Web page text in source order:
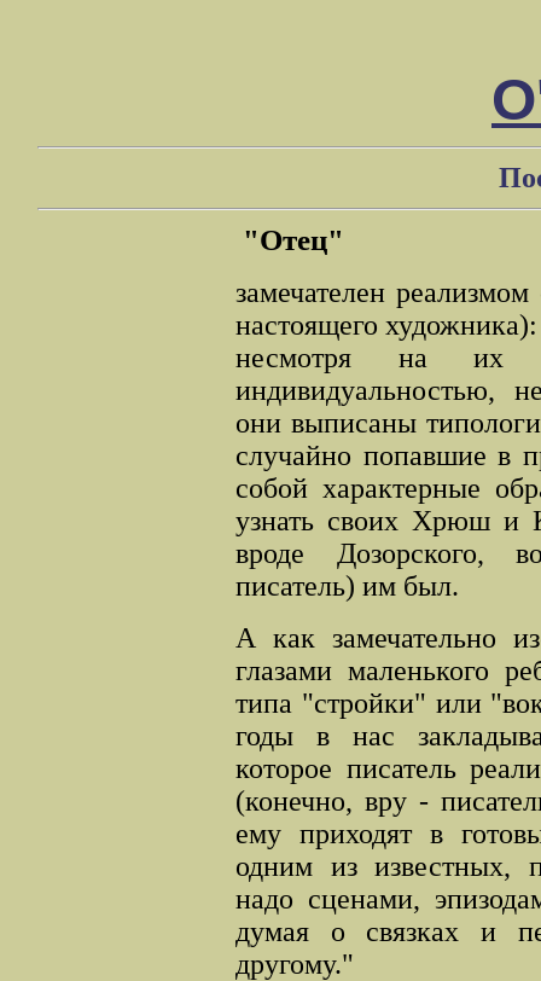
"Отец"
замечателен реализмом
настоящего
несмотря на их
индивидуальностью,
они выписаны
случайно попавшие в
собой характерные
узнать своих Хрюш и
вроде Дозорского,
писатель) им был.
А как замечательно
глазами маленького
типа "стройки" или
годы в нас
которое писатель
(конечно, вру -
ему приходят в
одним из известных,
надо сценами,
думая о связках и
другому."